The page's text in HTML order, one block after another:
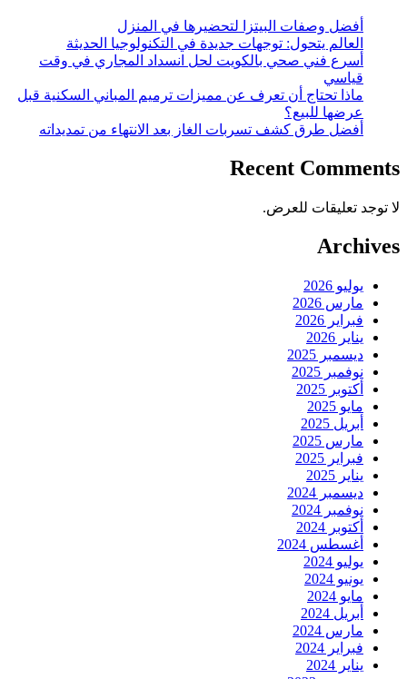
أفضل وصفات البيتزا لتحضيرها في المنزل
العالم يتحول: توجهات جديدة في التكنولوجيا الحديثة
أسرع فني صحي بالكويت لحل انسداد المجاري في وقت
قياسي
ماذا تحتاج أن تعرف عن مميزات ترميم المباني السكنية قبل
عرضها للبيع؟
أفضل طرق كشف تسربات الغاز بعد الانتهاء من تمديداته
Recent Comments
لا توجد تعليقات للعرض.
Archives
يوليو 2026
مارس 2026
فبراير 2026
يناير 2026
ديسمبر 2025
نوفمبر 2025
أكتوبر 2025
مايو 2025
أبريل 2025
مارس 2025
فبراير 2025
يناير 2025
ديسمبر 2024
نوفمبر 2024
أكتوبر 2024
أغسطس 2024
يوليو 2024
يونيو 2024
مايو 2024
أبريل 2024
مارس 2024
فبراير 2024
يناير 2024